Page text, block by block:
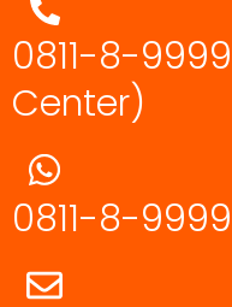
0811-8-
Center)
0811-8-